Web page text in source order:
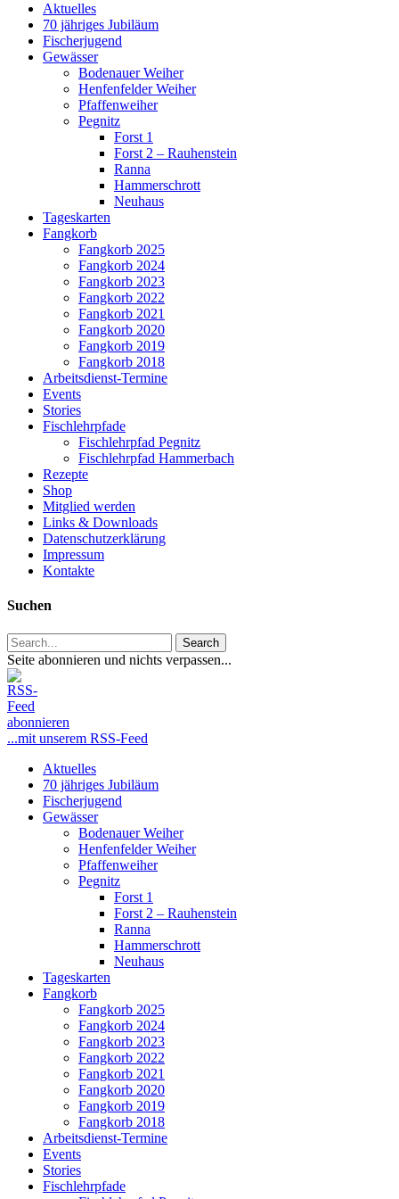
Aktuelles
70 jähriges Jubiläum
Fischerjugend
Gewässer
Bodenauer Weiher
Henfenfelder Weiher
Pfaffenweiher
Pegnitz
Forst 1
Forst 2 – Rauhenstein
Ranna
Hammerschrott
Neuhaus
Tageskarten
Fangkorb
Fangkorb 2025
Fangkorb 2024
Fangkorb 2023
Fangkorb 2022
Fangkorb 2021
Fangkorb 2020
Fangkorb 2019
Fangkorb 2018
Arbeitsdienst-Termine
Events
Stories
Fischlehrpfade
Fischlehrpfad Pegnitz
Fischlehrpfad Hammerbach
Rezepte
Shop
Mitglied werden
Links & Downloads
Datenschutzerklärung
Impressum
Kontakte
Suchen
Search
Seite abonnieren und nichts verpassen...
...mit unserem RSS-Feed
Close
Menu
Aktuelles
70 jähriges Jubiläum
Fischerjugend
Gewässer
Bodenauer Weiher
Henfenfelder Weiher
Pfaffenweiher
Pegnitz
Forst 1
Forst 2 – Rauhenstein
Ranna
Hammerschrott
Neuhaus
Tageskarten
Fangkorb
Fangkorb 2025
Fangkorb 2024
Fangkorb 2023
Fangkorb 2022
Fangkorb 2021
Fangkorb 2020
Fangkorb 2019
Fangkorb 2018
Arbeitsdienst-Termine
Events
Stories
Fischlehrpfade